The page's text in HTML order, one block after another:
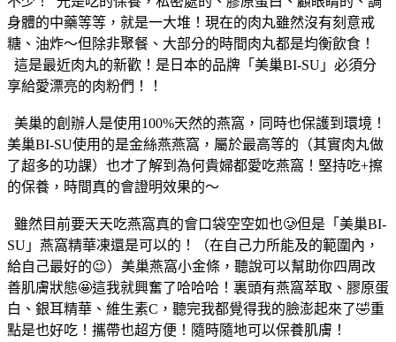
身體的中藥等等，就是一大堆！現在的肉丸雖然沒有刻意戒
糖、油炸～但除非聚餐、大部分的時間肉丸都是均衡飲食！
這是最近肉丸的新歡！是日本的品牌「美巢BI-SU」必須分
享給愛漂亮的肉粉們！！
美巢的創辦人是使用100%天然的燕窩，同時也保護到環境！
美巢BI-SU使用的是金絲燕燕窩，屬於最高等的（其實肉丸做
了超多的功課）也才了解到為何貴婦都愛吃燕窩！堅持吃+擦
的保養，時間真的會證明效果的～
雖然目前要天天吃燕窩真的會口袋空空如也🥲但是「美巢BI-
SU」燕窩精華凍還是可以的！（在自己力所能及的範圍內，
給自己最好的😉）美巢燕窩小金條，聽說可以幫助你四周改
善肌膚狀態🤩這我就興奮了哈哈哈！裏頭有燕窩萃取、膠原蛋
白、銀耳精華、維生素C，聽完我都覺得我的臉澎起來了🤣重
點是也好吃！攜帶也超方便！隨時隨地可以保養肌膚！